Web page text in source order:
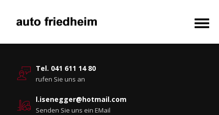
Tel. 041 611 14 80
rufen Sie uns an
l.isenegger@hotmail.com
Senden Sie uns ein EMail